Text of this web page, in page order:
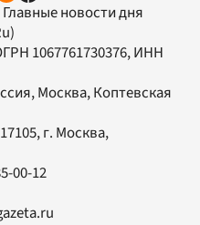
Главные новости дня
1067761730376, ИНН
Москва, Коптевская
, г. Москва,
00-12